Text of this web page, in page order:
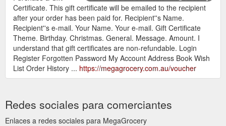
Certificate. This gift certificate will be emailed to the recipient
after your order has been paid for. Recipient''s Name.
Recipient''s e-mail. Your Name. Your e-mail. Gift Certificate
Theme. Birthday. Christmas. General. Message. Amount. I
understand that gift certificates are non-refundable. Login
Register Forgotten Password My Account Address Book Wish
List Order History ... https://megagrocery.com.au/voucher
Redes sociales para comerciantes
Enlaces a redes sociales para MegaGrocery